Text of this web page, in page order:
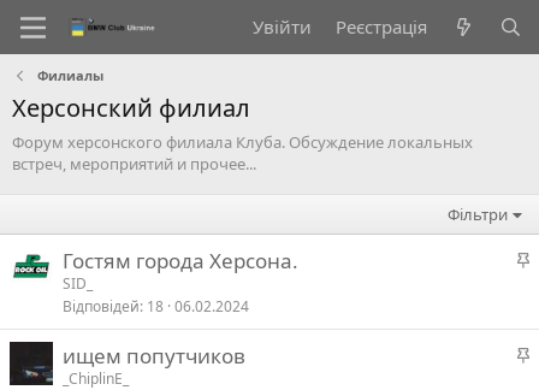
Увійти Реєстрація
Филиалы
Херсонский филиал
Форум херсонского филиала Клуба. Обсуждение локальных
встреч, мероприятий и прочее...
Фільтри
В
л
и
Гостям города Херсона.
SID_
Відповідей 18 06.02.2024
В
ищем попутчиков
_ChiplinE_